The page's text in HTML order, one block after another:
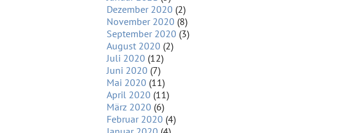
Dezember 2020 (2)
November 2020 (8)
September 2020 (3)
August 2020 (2)
Juli 2020 (12)
Juni 2020 (7)
Mai 2020 (11)
April 2020 (11)
März 2020 (6)
Februar 2020 (4)